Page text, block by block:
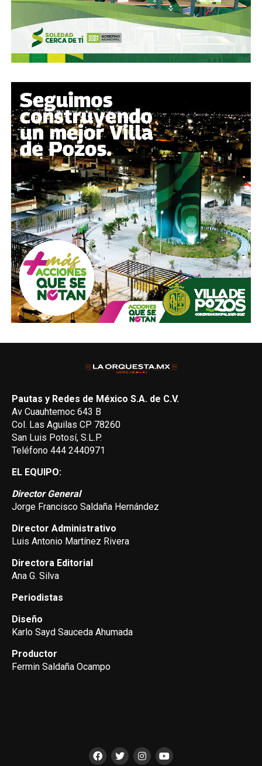
Pautas y Redes de México S.A. de C.V.
Av Cuauhtemoc 643 B
Col. Las Aguilas CP 78260
San Luis Potosí, S.L.P.
Teléfono 444 2440971
EL EQUIPO:
Director General
Jorge Francisco Saldaña Hernández
Director Administrativo
Luis Antonio Martínez Rivera
Directora Editorial
Ana G. Silva
Periodistas
Diseño
Karlo Sayd Sauceda Ahumada
Productor
Fermin Saldaña Ocampo